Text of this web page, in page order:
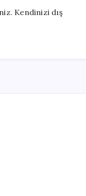
Kendinizi dış